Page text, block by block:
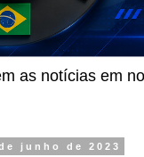
as notícias em
junho de 2023